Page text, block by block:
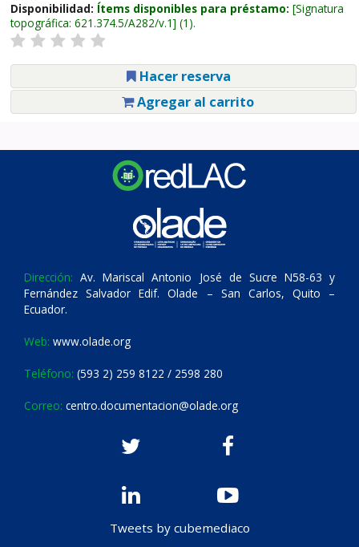
Disponibilidad: Ítems disponibles para préstamo: Signatura
topográfica: 621.374.5/A282/v.1 (1).
Hacer reserva
Agregar al carrito
Dirección: Av. Mariscal Antonio José de Sucre N58-63 y
Fernández Salvador Edif. Olade – San Carlos, Quito –
Ecuador.
Web: www.olade.org
Teléfono: (593 2) 259 8122 / 2598 280
Correo: centro.documentacion@olade.org
Tweets by cubemediaco